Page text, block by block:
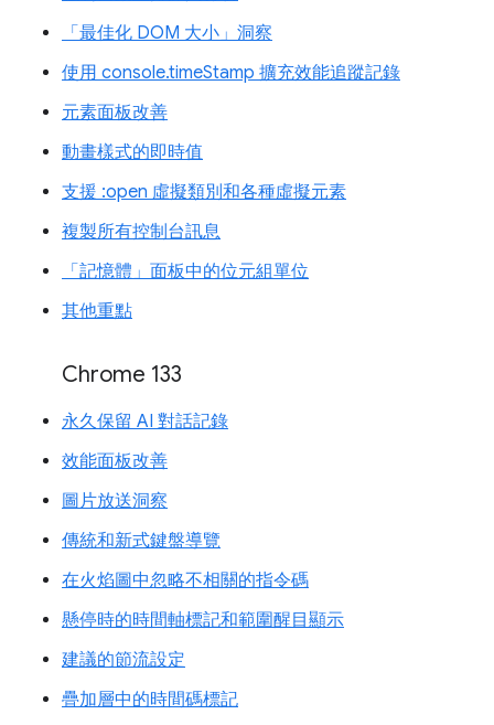
「最佳化 DOM 大小」洞察
使用 console.timeStamp 擴充效能追蹤記錄
元素面板改善
動畫樣式的即時值
支援 :open 虛擬類別和各種虛擬元素
複製所有控制台訊息
「記憶體」面板中的位元組單位
其他重點
Chrome 133
永久保留 AI 對話記錄
效能面板改善
圖片放送洞察
傳統和新式鍵盤導覽
在火焰圖中忽略不相關的指令碼
懸停時的時間軸標記和範圍醒目顯示
建議的節流設定
疊加層中的時間碼標記